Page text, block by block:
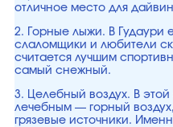
отличное место для
2. Горные лыжи. В Гудаури
слаломщики и любители
считается лучшим
самый снежный.
3. Целебный воздух. В этой
лечебным — горный
грязевые источники.